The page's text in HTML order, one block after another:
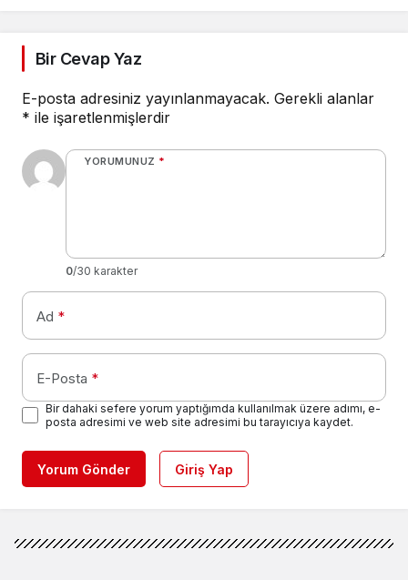
Bir Cevap Yaz
E-posta adresiniz yayınlanmayacak. Gerekli alanlar
* ile işaretlenmişlerdir
YORUMUNUZ *
0/30 karakter
Ad *
E-Posta *
Bir dahaki sefere yorum yaptığımda kullanılmak üzere adımı, e-
posta adresimi ve web site adresimi bu tarayıcıya kaydet.
Yorum Gönder Giriş Yap